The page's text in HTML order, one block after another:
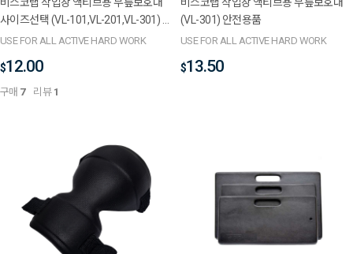
사이즈선택 (VL-101,VL-201,VL-301) 안
전용품
USE FOR ALL ACTIVE HARD WORK
$12.00
구매 7 리뷰 1
(VL-301) 안전용품
USE FOR ALL ACTIVE HARD WORK
$13.50